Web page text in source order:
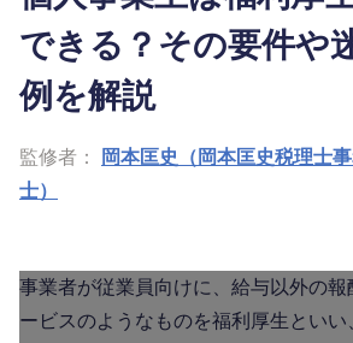
できる？その要件や
例を解説
監修者：
岡本匡史（岡本匡史税理士
士）
事業者が従業員向けに、給与以外の
ービスのようなものを福利厚生とい